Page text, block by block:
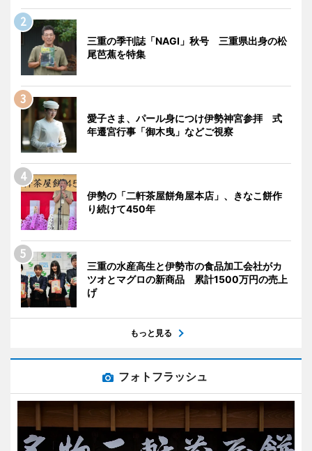
三重の季刊誌「NAGI」秋号 三重県出身の松
尾芭蕉を特集
愛子さま、パール身につけ伊勢神宮参拝 式
年遷宮行事「御木曳」などご視察
伊勢の「二軒茶屋餅角屋本店」、きなこ餅作
り続けて450年
三重の水産高生と伊勢市の食品加工会社がカ
ツオとマグロの新商品 累計1500万円の売上
げ
もっと見る
フォトフラッシュ